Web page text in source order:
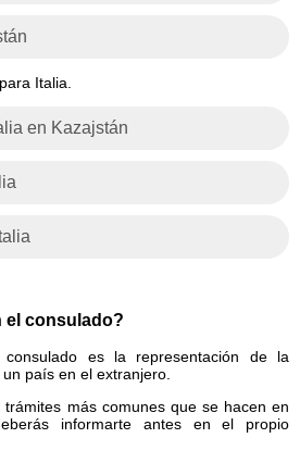
Italia.
en Kazajstán
el consulado?
es la representación de la
país en el extranjero.
más comunes que se hacen en
informarte antes en el propio